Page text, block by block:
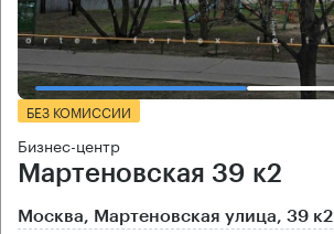
БЕЗ КОМИССИИ
Бизнес-центр
Мартеновская 39 к2
Москва, Мартеновская улица, 39 к2